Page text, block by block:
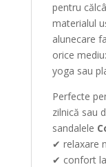
pentru
materialul
alunecare
orice
yoga sau
Perfecte
zilnică sau
sandalele
✔ relaxare
✔ confort